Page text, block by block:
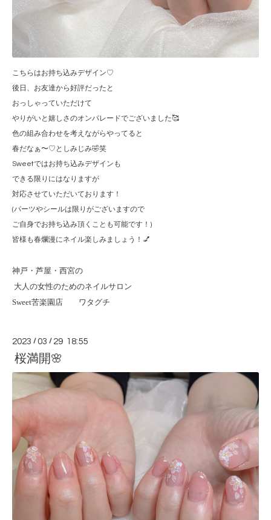
こちらはお持ち込みデザイン♡
後日、お友達から好評だったと
おっしゃっていただけて
やりがいと嬉しさのオンパレードでございました🥰
色の組み合わせを考えながらやってると
春だなぁ〜♡としみじみ🤣笑
Sweetではお持ち込みデザインも
できる限りにはなりますが
対応させていただいております！
(パーツやシールは限りがございますので
ご自身でお持ち込み頂くことも可能です！)
皆様も春爛漫にネイル楽しみましょう！💅
神戸・芦屋・西宮の
大人の女性のためのネイルサロン
Sweet苦楽園店 ワタグチ
2023 /03 / 29 18:55
桜満開🌸